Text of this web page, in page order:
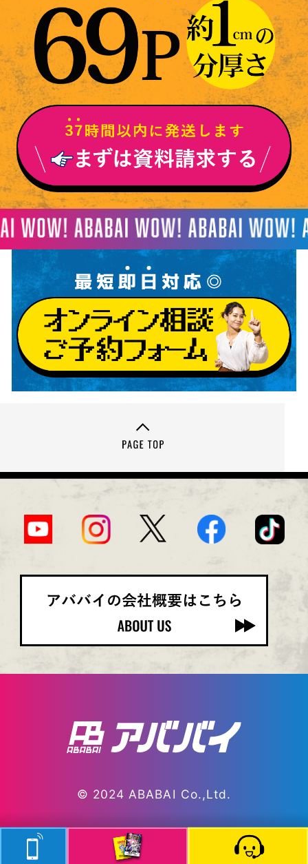
© 2024 ABABAI Co.,Ltd.